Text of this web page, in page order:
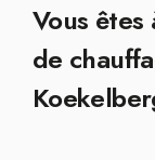
Vous
de